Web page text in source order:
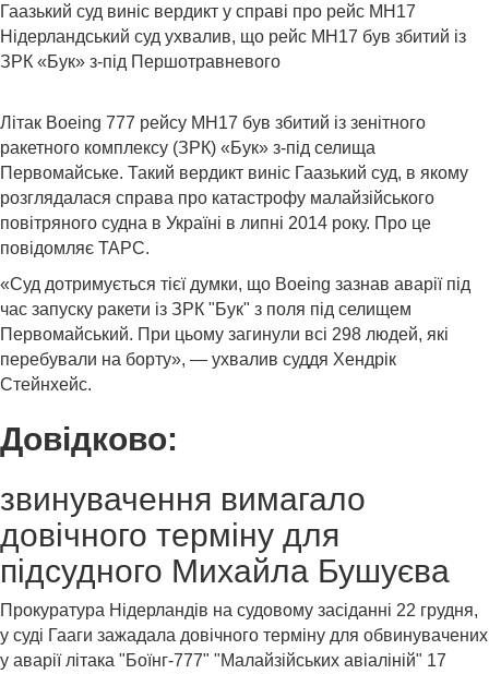
Гаазький суд виніс вердикт у справі про рейс MH17
Нідерландський суд ухвалив, що рейс MH17 був збитий із
ЗРК «Бук» з-під Першотравневого
Літак Boeing 777 рейсу MH17 був збитий із зенітного
ракетного комплексу (ЗРК) «Бук» з-під селища
Первомайське. Такий вердикт виніс Гаазький суд, в якому
розглядалася справа про катастрофу малайзійського
повітряного судна в Україні в липні 2014 року. Про це
повідомляє ТАРС.
«Суд дотримується тієї думки, що Boeing зазнав аварії під
час запуску ракети із ЗРК "Бук" з поля під селищем
Первомайський. При цьому загинули всі 298 людей, які
перебували на борту», ​​— ухвалив суддя Хендрік
Стейнхейс.
Довідково:
звинувачення вимагало
довічного терміну для
підсудного Михайла Бушуєва
Прокуратура Нідерландів на судовому засіданні 22 грудня,
у суді Гааги зажадала довічного терміну для обвинувачених
у аварії літака "Боїнг-777" "Малайзійських авіаліній" 17